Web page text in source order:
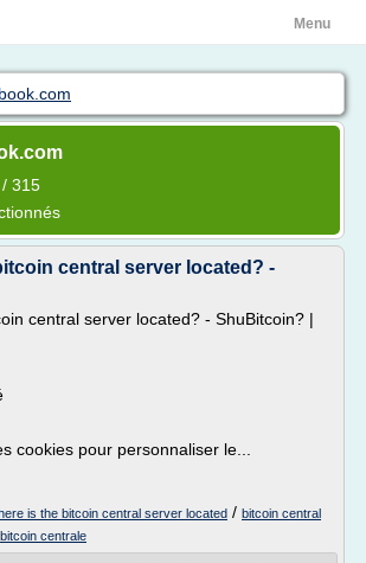
Menu
315
central server located? -
central server located? - ShuBitcoin? |
cookies pour personnaliser le...
is the bitcoin central server located / bitcoin central
bitcoin centrale